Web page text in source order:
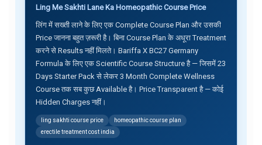
Ling Me Sakhti Lane Ka Homeopathic Course Price
लिंग में सख्ती लाने के लिए एक Complete Course Plan और उसकी
Price जानना बहुत ज़रूरी है। बिना Course Plan के अधूरा Treatment
करने से Results नहीं मिलते। Bariffa X BC27 Germany
Formula के लिए एक Scientific Course Structure है — जिसमें 23
Days Starter Pack से लेकर 3 Month Complete Wellness
Course तक सब कुछ Available है। Price Transparent है — कोई
Hidden Charges नहीं।
ling sakhti course price
homeopathic course plan
erectile treatment cost india